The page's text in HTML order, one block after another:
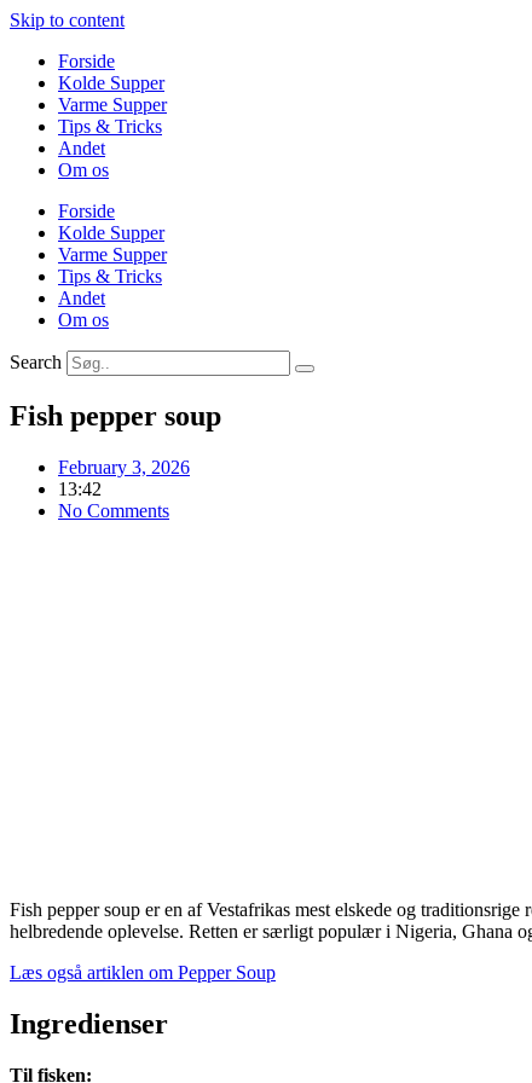
Skip to content
Forside
Kolde Supper
Varme Supper
Tips & Tricks
Andet
Om os
Forside
Kolde Supper
Varme Supper
Tips & Tricks
Andet
Om os
Search
Fish pepper soup
February 3, 2026
13:42
No Comments
Fish pepper soup er en af Vestafrikas mest elskede og
helbredende oplevelse. Retten er særligt populær i Nigeria, Ghana
Læs også artiklen om Pepper Soup
Ingredienser
Til fisken: